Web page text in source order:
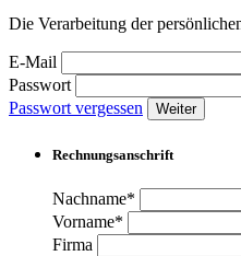
Die Verarbeitung der
E-Mail
Passwort
Passwort vergessen
Weiter
Rechnungsanschrift
Nachname*
Vorname*
Firma